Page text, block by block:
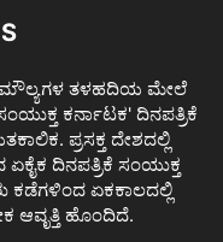
ಮೌಲ್ಯಗಳ ತಳಹದಿಯ ಮೇಲೆ
ಕರ್ನಾಟಕ' ದಿನಪತ್ರಿಕೆ
ಪ್ರಸಕ್ತ ದೇಶದಲ್ಲಿ
ಏಕೈಕ ದಿನಪತ್ರಿಕೆ ಸಂಯುಕ್ತ
ಕಡೆಗಳಿಂದ ಏಕಕಾಲದಲ್ಲಿ
ಆವೃತ್ತಿ ಹೊಂದಿದೆ.